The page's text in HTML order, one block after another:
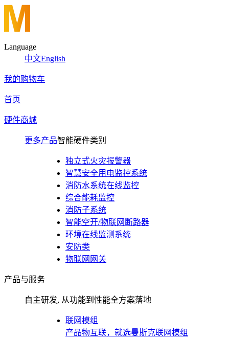
Language
中文English
我的购物车
首页
硬件商城
更多产品智能硬件类别
独立式火灾报警器
智慧安全用电监控系统
消防水系统在线监控
综合能耗监控
消防子系统
智能空开/物联网断路器
环境在线监测系统
安防类
物联网网关
产品与服务
自主研发, 从功能到性能全方案落地
联网模组
产品物互联，就选曼斯克联网模组